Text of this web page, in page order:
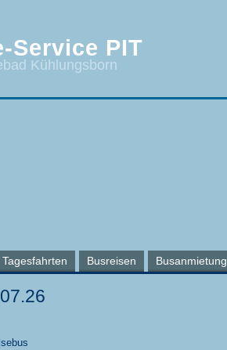
Service PIT
Kühlungsborn
Tagesfahrten Busreisen Busanmietung